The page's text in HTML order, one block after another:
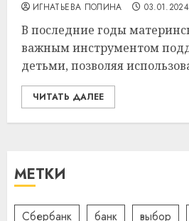
ИГНАТЬЕВА ПОЛИНА 03.01.2024
В последние годы
важным инструментом
детьми, позволяя
ЧИТАТЬ ДАЛЕЕ
МЕТКИ
Сбербанк банк выбор